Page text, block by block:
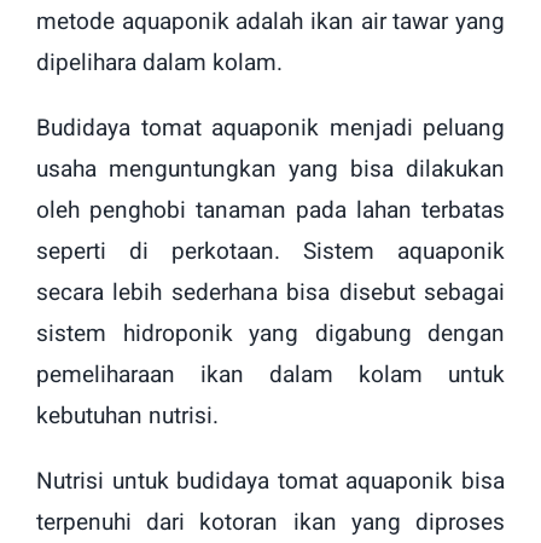
metode aquaponik adalah ikan air tawar yang
dipelihara dalam kolam.
Budidaya tomat aquaponik menjadi peluang
usaha menguntungkan yang bisa dilakukan
oleh penghobi tanaman pada lahan terbatas
seperti di perkotaan. Sistem aquaponik
secara lebih sederhana bisa disebut sebagai
sistem hidroponik yang digabung dengan
pemeliharaan ikan dalam kolam untuk
kebutuhan nutrisi.
Nutrisi untuk budidaya tomat aquaponik bisa
terpenuhi dari kotoran ikan yang diproses